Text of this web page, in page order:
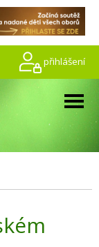
přihlášení